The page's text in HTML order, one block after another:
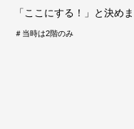
「ここにする！」と決めま
＃当時は2階のみ